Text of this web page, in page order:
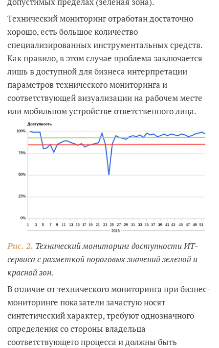
Технический мониторинг отработан достаточно
хорошо, есть большое количество
специализированных инструментальных средств.
Как правило, в этом случае проблема заключается
лишь в доступной для бизнеса интерпретации
параметров технического мониторинга и
соответствующей визуализации на рабочем месте
или мобильном устройстве ответственного лица.
Рис. 2. Технический мониторинг доступности ИТ-
сервиса с разметкой пороговых значений зеленой и
красной зон.
В отличие от технического мониторинга при бизнес-
мониторинге показатели зачастую носят
синтетический характер, требуют однозначного
определения со стороны владельца
соответствующего процесса и должны быть